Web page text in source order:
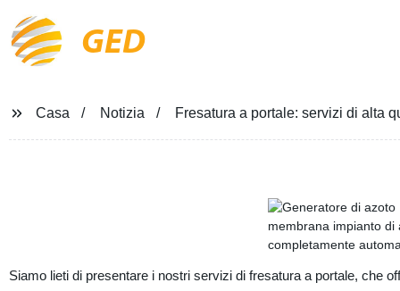
GED
Casa Notizia Fresatura a portale: servizi di alta
Siamo lieti di presentare i nostri servizi di fresatura a portale, che